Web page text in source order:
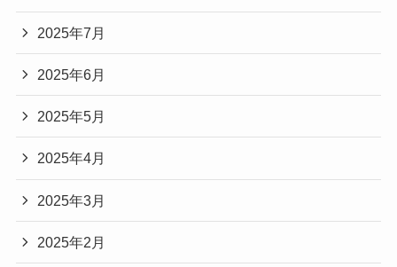
2025年7月
2025年6月
2025年5月
2025年4月
2025年3月
2025年2月